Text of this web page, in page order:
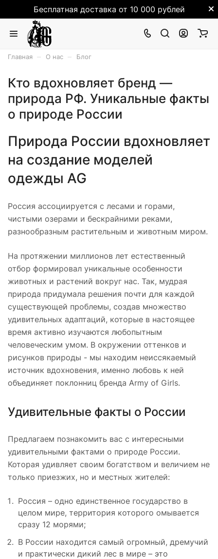
Бесплатная доставка от 10 000 рублей
Главная О нас Блог
Кто вдохновляет бренд —
природа РФ. Уникальные факты
о природе России
Природа России вдохновляет
на создание моделей
одежды AG
Россия ассоциируется с лесами и горами,
чистыми озерами и бескрайними реками,
разнообразным растительным и животным миром.
На протяжении миллионов лет естественный
отбор формировал уникальные особенности
животных и растений вокруг нас. Так, мудрая
природа придумала решения почти для каждой
существующей проблемы, создав множество
удивительных адаптаций, которые в настоящее
время активно изучаются любопытным
человеческим умом. В окружении оттенков и
рисунков природы - мы находим неиссякаемый
источник вдохновения, именно любовь к ней
объединяет поклонниц бренда Army of Girls.
Удивительные факты о России
Предлагаем познакомить вас с интересными
удивительными фактами о природе России.
Которая удивляет своим богатством и величием не
только приезжих, но и местных жителей:
Россия – одно единственное государство в
целом мире, территория которого омывается
сразу 12 морями;
В России находится самый огромный, дремучий
и практически дикий лес в мире – это